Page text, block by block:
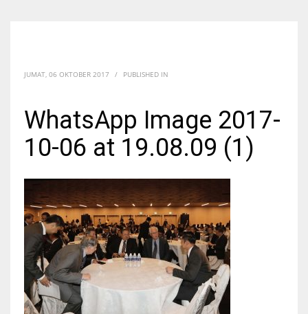
JUMAT, 06 OKTOBER 2017 / PUBLISHED IN
WhatsApp Image 2017-
10-06 at 19.08.09 (1)